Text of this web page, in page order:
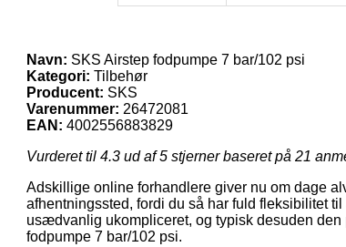
Navn: SKS Airstep fodpumpe 7 bar/102 psi
Kategori: Tilbehør
Producent: SKS
Varenummer: 26472081
EAN: 4002556883829
Vurderet til 4.3 ud af 5 stjerner baseret på 21
Adskillige online forhandlere giver nu om dage
afhentningssted, fordi du så har fuld fleksibilitet
usædvanlig ukompliceret, og typisk desuden
fodpumpe 7 bar/102 psi.